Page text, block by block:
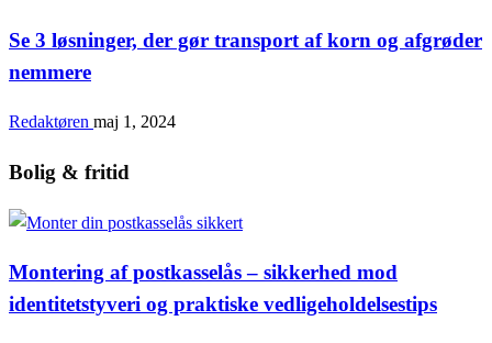
Se 3 løsninger, der gør transport af korn og afgrøder
nemmere
Redaktøren maj 1, 2024
Bolig & fritid
Montering af postkasselås – sikkerhed mod
identitetstyveri og praktiske vedligeholdelsestips